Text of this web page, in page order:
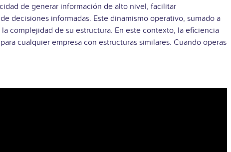
de generar información de alto nivel, facilitar
decisiones informadas. Este dinamismo operativo, sumado a
complejidad de su estructura. En este contexto, la eficiencia
cualquier empresa con estructuras similares. Cuando operas